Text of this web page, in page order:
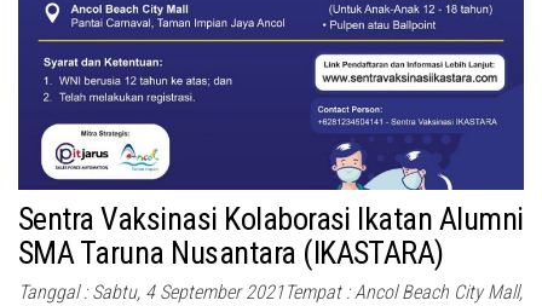
Sentra Vaksinasi Kolaborasi Ikatan Alumni
SMA Taruna Nusantara (IKASTARA)
Tanggal : Sabtu, 4 September 2021Tempat : Ancol Beach City Mall,